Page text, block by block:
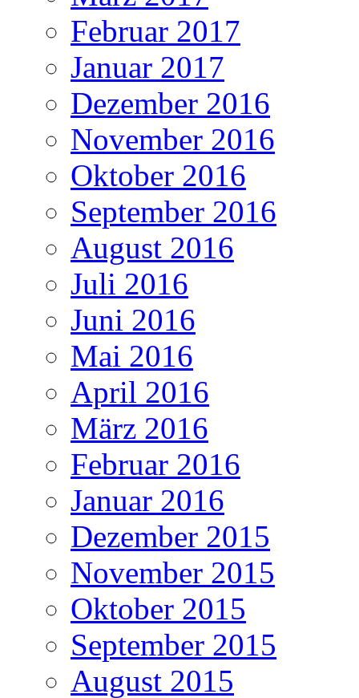
Februar 2017
Januar 2017
Dezember 2016
November 2016
Oktober 2016
September 2016
August 2016
Juli 2016
Juni 2016
Mai 2016
April 2016
März 2016
Februar 2016
Januar 2016
Dezember 2015
November 2015
Oktober 2015
September 2015
August 2015